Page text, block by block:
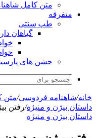
متن کامل
متفرقه
طب سنتی
گیاهان
جشن های
خانه/شاهنامه فردوسی/متن
داستان بیژن و منیژه/رفتن
داستان بیژن و منیژه